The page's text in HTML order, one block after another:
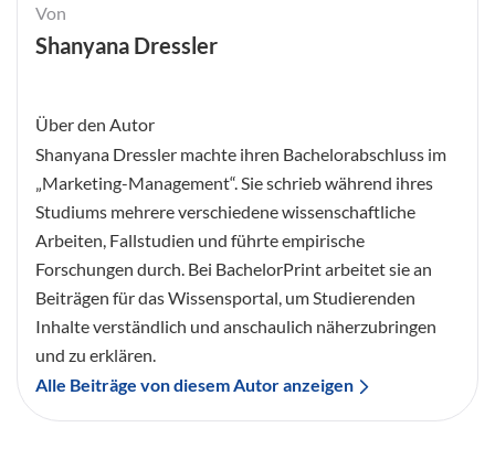
Von
Shanyana Dressler
Über den Autor
Shanyana Dressler machte ihren Bachelorabschluss im
„Marketing-Management“. Sie schrieb während ihres
Studiums mehrere verschiedene wissenschaftliche
Arbeiten, Fallstudien und führte empirische
Forschungen durch. Bei BachelorPrint arbeitet sie an
Beiträgen für das Wissensportal, um Studierenden
Inhalte verständlich und anschaulich näherzubringen
und zu erklären.
Alle Beiträge von diesem Autor anzeigen